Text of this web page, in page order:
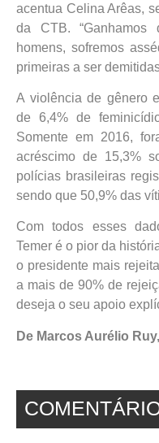
acentua Celina Arêas,
da CTB.
homens, sofremos
primeiras a ser
A violência de gênero
de 6,4% de
Somente em 2016,
acréscimo de 15,3%
polícias brasileiras
sendo que 50,9% das
Com todos esses
Temer é o pior da
o presidente mais
a mais de 90% de
deseja o seu apoio
De Marcos Aurélio